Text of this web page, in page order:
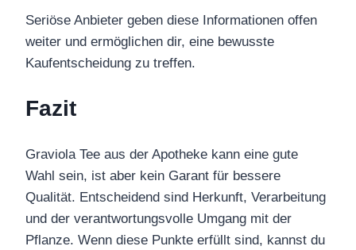
Seriöse Anbieter geben diese Informationen offen
weiter und ermöglichen dir, eine bewusste
Kaufentscheidung zu treffen.
Fazit
Graviola Tee aus der Apotheke kann eine gute
Wahl sein, ist aber kein Garant für bessere
Qualität. Entscheidend sind Herkunft, Verarbeitung
und der verantwortungsvolle Umgang mit der
Pflanze. Wenn diese Punkte erfüllt sind, kannst du